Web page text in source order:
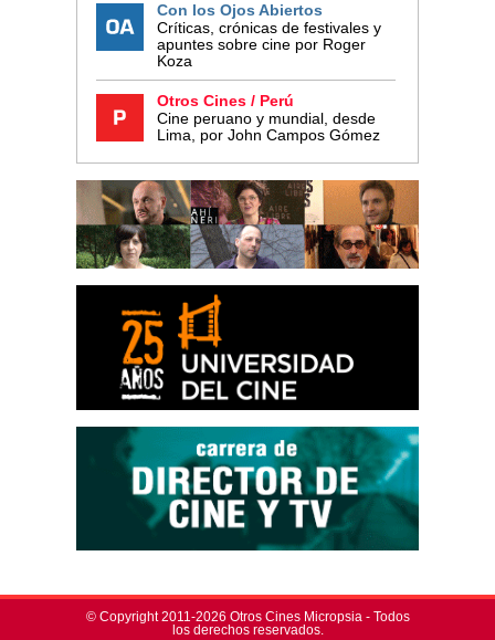
Con los Ojos Abiertos
Críticas, crónicas de festivales y
apuntes sobre cine por Roger
Koza
Otros Cines / Perú
Cine peruano y mundial, desde
Lima, por John Campos Gómez
© Copyright 2011-2026 Otros Cines Micropsia - Todos
los derechos reservados.